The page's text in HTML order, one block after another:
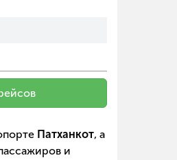
Патханкот, а
и